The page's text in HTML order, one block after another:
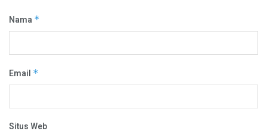
Nama *
Email *
Situs Web